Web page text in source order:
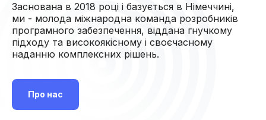
Заснована в 2018 році і базується в Німеччині,
ми - молода міжнародна команда розробників
програмного забезпечення, віддана гнучкому
підходу та високоякісному і своєчасному
наданню комплексних рішень.
Про нас